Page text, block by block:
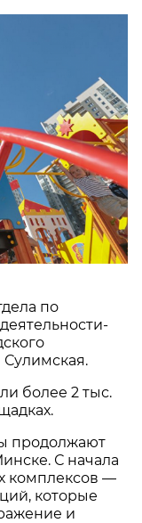
по
более 2 тыс.
продолжают
С начала
комплексов —
которые
и